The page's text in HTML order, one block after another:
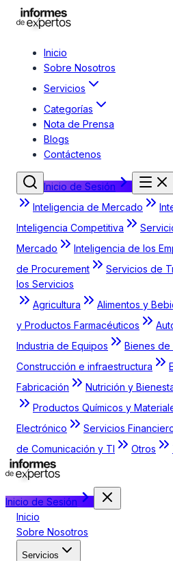
Inicio
Sobre Nosotros
Servicios
Categorías
Nota de Prensa
Blogs
Contáctenos
Inicio de Sesión
Inteligencia de Mercado
Inteligencia Competitiva
Mercado
Inteligencia de los
de Procurement
Servicios de
los Servicios
Agricultura
Alimentos y
y Productos Farmacéuticos
Industria de Equipos
Bienes de
Construcción e infraestructura
Fabricación
Nutrición y
Productos Químicos y
Electrónico
Servicios
de Comunicación y TI
Otros
Inicio de Sesión
Inicio
Sobre Nosotros
Servicios